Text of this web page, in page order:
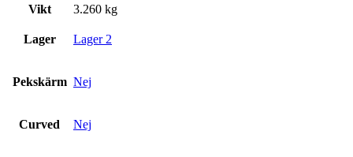
Vikt 3.260 kg
Lager Lager 2
Pekskärm Nej
Curved Nej